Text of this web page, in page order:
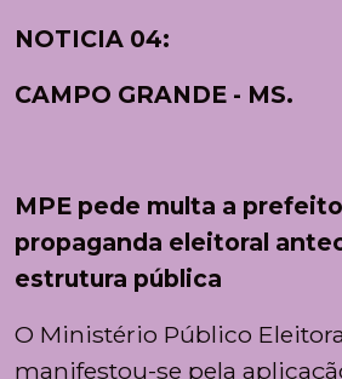
NOTICIA 04:
CAMPO GRANDE - MS.
MPE pede multa a
propaganda eleitoral
estrutura pública
O Ministério Público
manifestou-se pela